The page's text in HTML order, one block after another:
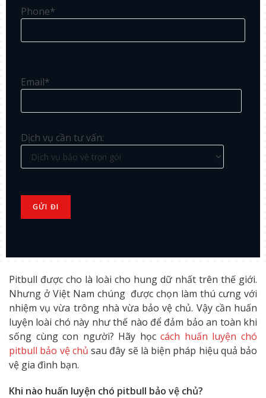
Phone*
Email*
Dịch vụ cần tư vấn:
Pitbull được cho là loài cho hung dữ nhất trên thế giới.
Nhưng ở Việt Nam chúng được chọn làm thú cưng với
nhiệm vụ vừa trông nhà vừa bảo vệ chủ. Vậy cần huấn
luyện loài chó này như thế nào để đảm bảo an toàn khi
sống cùng con người? Hãy họccách huấn luyện chó
pitbull bảo vệ chủ sau đây sẽ là biện pháp hiệu quả bảo
vệ gia đình bạn.
Khi nào huấn luyện chó pitbull bảo vệ chủ?